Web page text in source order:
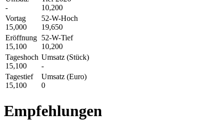
-
10,200
Vortag
15,000
52-W-Hoch
19,650
Eröffnung
15,100
52-W-Tief
10,200
Tageshoch
15,100
Umsatz (Stück)
-
Tagestief
15,100
Umsatz (Euro)
0
Empfehlungen